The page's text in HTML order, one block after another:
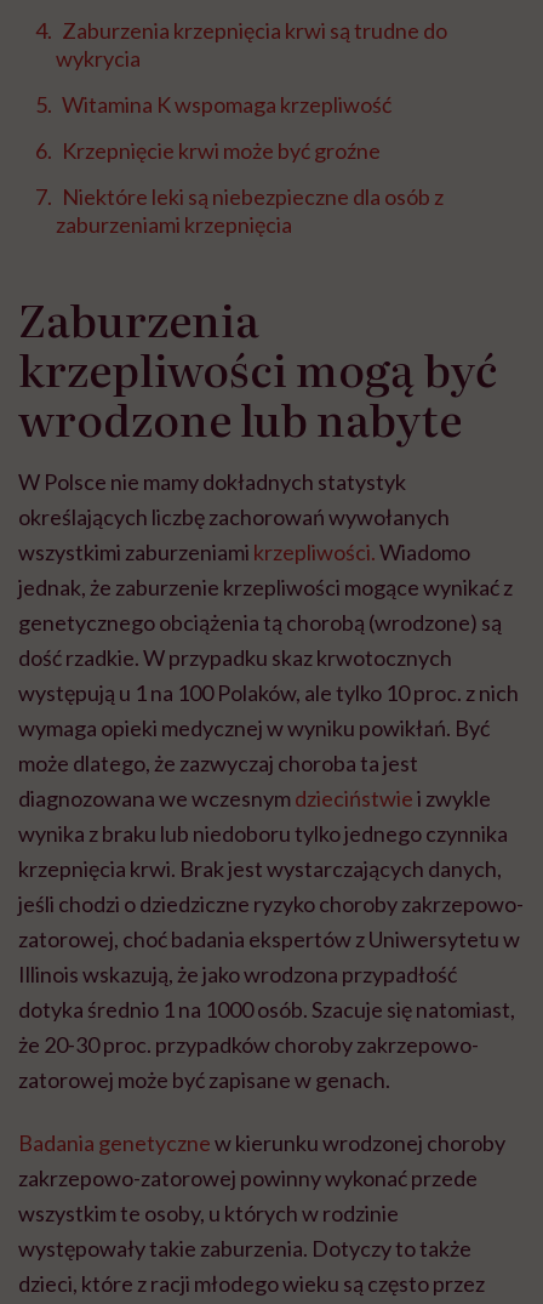
Zaburzenia krzepnięcia krwi są trudne do
wykrycia
Witamina K wspomaga krzepliwość
Krzepnięcie krwi może być groźne
Niektóre leki są niebezpieczne dla osób z
zaburzeniami krzepnięcia
Zaburzenia
krzepliwości mogą być
wrodzone lub nabyte
W Polsce nie mamy dokładnych statystyk
określających liczbę zachorowań wywołanych
wszystkimi zaburzeniami krzepliwości.Wiadomo
jednak, że zaburzenie krzepliwości mogące wynikać z
genetycznego obciążenia tą chorobą (wrodzone) są
dość rzadkie. W przypadku skaz krwotocznych
występują u 1 na 100 Polaków, ale tylko 10 proc. z nich
wymaga opieki medycznej w wyniku powikłań. Być
może dlatego, że zazwyczaj choroba ta jest
diagnozowana we wczesnymdzieciństwiei zwykle
wynika z braku lub niedoboru tylko jednego czynnika
krzepnięcia krwi. Brak jest wystarczających danych,
jeśli chodzi o dziedziczne ryzyko choroby zakrzepowo-
zatorowej, choć badania ekspertów z Uniwersytetu w
Illinois wskazują, że jako wrodzona przypadłość
dotyka średnio 1 na 1000 osób. Szacuje się natomiast,
że 20-30 proc. przypadków choroby zakrzepowo-
zatorowej może być zapisane w genach.
Badania genetycznew kierunku wrodzonej choroby
zakrzepowo-zatorowej powinny wykonać przede
wszystkim te osoby, u których w rodzinie
występowały takie zaburzenia. Dotyczy to także
dzieci, które z racji młodego wieku są często przez